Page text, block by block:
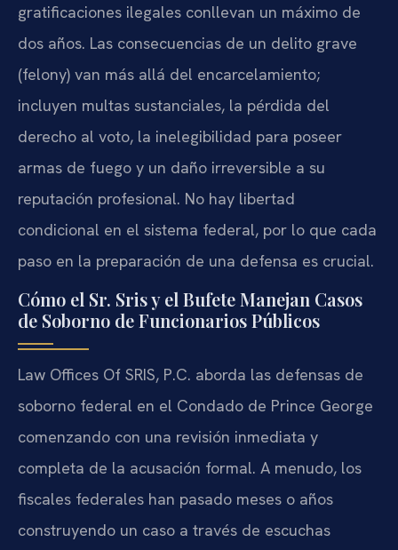
gratificaciones ilegales conllevan un máximo de
dos años. Las consecuencias de un delito grave
(felony) van más allá del encarcelamiento;
incluyen multas sustanciales, la pérdida del
derecho al voto, la inelegibilidad para poseer
armas de fuego y un daño irreversible a su
reputación profesional. No hay libertad
condicional en el sistema federal, por lo que cada
paso en la preparación de una defensa es crucial.
Cómo el Sr. Sris y el Bufete Manejan Casos
de Soborno de Funcionarios Públicos
Law Offices Of SRIS, P.C. aborda las defensas de
soborno federal en el Condado de Prince George
comenzando con una revisión inmediata y
completa de la acusación formal. A menudo, los
fiscales federales han pasado meses o años
construyendo un caso a través de escuchas